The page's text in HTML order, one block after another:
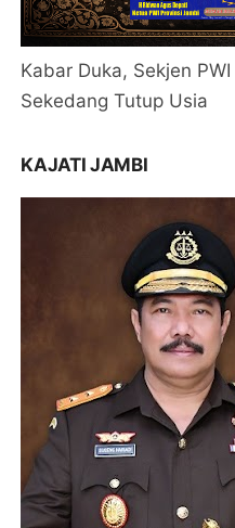
Kabar Duka, Sekjen
Sekedang Tutup Usia
KAJATI JAMBI